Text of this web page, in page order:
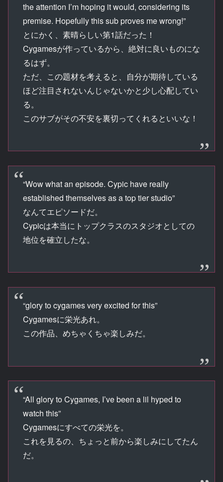
the attention I’m hoping it would, considering its
premise. Hopefully this sub proves me wrong!”
とにかく、素晴らしい第1話だった！
Cygamesが作っているから、絶対に良いものにな
るはず。
ただ、この題材を考えると、自分が期待している
ほど注目されないんじゃないかと少し心配してい
る。
このサブがその不安を裏切ってくれるといいな！
“Wow what an episode. Cypic have really
established themselves as a top tier studio”
なんてエピソードだ。
Cypicは本当にトップクラスのスタジオとしての
地位を確立したな。
“glory to cygames very excited for this”
Cygamesに栄光あれ。
この作品、めちゃくちゃ楽しみだ。
“All glory to Cygames, I’ve been a lil hyped to
watch this”
Cygamesにすべての栄光を。
これを見るの、ちょっと前から楽しみにしてたん
だ。